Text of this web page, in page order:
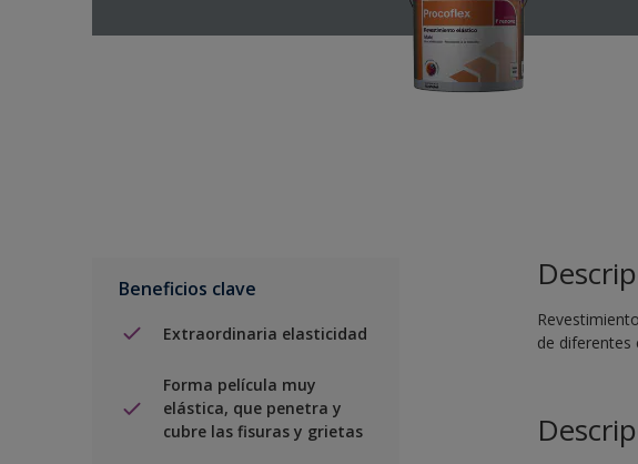
Beneficios clave
Extraordinaria elasticidad
Forma película muy
elástica, que penetra y
cubre las fisuras y grietas
de diferentes